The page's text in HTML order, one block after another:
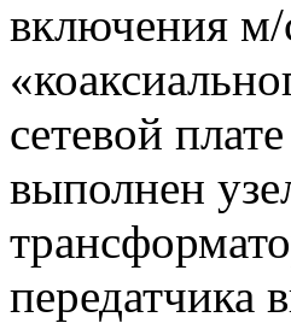
включения
сетевой
выполнен
передатчика